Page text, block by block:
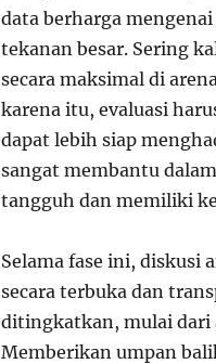
data berharga
tekanan besar. Sering
secara maksimal di
karena itu, evaluasi
dapat lebih siap
sangat membantu
tangguh dan memiliki
Selama fase ini, diskusi
secara terbuka dan
ditingkatkan, mulai dari
Memberikan umpan